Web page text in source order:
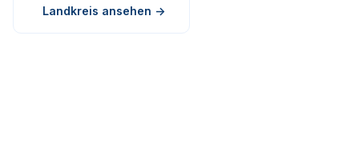
Landkreis ansehen ->